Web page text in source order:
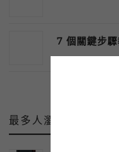
7 個關鍵步
最多人瀏覽